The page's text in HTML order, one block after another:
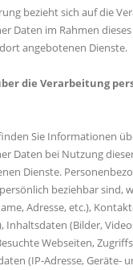
bezieht sich auf die
Daten im Rahmen
angebotenen Dienste.
die Verarbeitung
Sie Informationen
Daten bei Nutzung
Dienste.
beziehbar sind,
Adresse, etc.),
Inhaltsdaten (Bilder,
Webseiten,
(IP-Adresse, Geräte-